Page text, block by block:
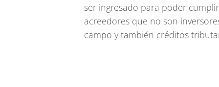
ser ingresado para poder
acreedores que no son
campo y también créditos